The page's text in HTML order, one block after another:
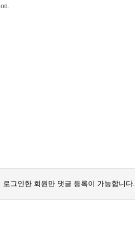
로그인한 회원만 댓글 등록이 가능합니다.